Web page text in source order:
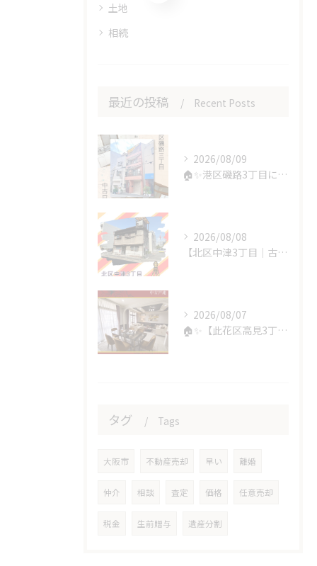
土地
相続
最近の投稿 Recent Posts
2026/08/09
🏠✨港区磯路3丁目に中古戸建が新登場です✨🏠
2026/08/08
【北区中津3丁目｜古家付き売土地】🏡✨
2026/08/07
🏠✨【此花区高見3丁目｜中古戸建】✨🏠
タグ Tags
大阪市 不動産売却 早い 離婚
仲介 相談 査定 価格 任意売却
税金 生前贈与 遺産分割